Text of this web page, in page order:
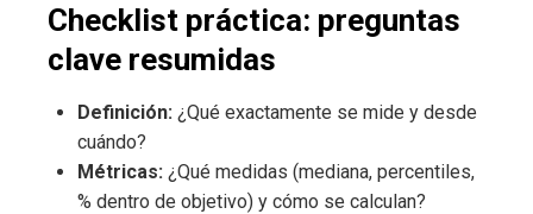
Checklist práctica: preguntas
clave resumidas
Definición: ¿Qué exactamente se mide y desde
cuándo?
Métricas: ¿Qué medidas (mediana, percentiles,
% dentro de objetivo) y cómo se calculan?